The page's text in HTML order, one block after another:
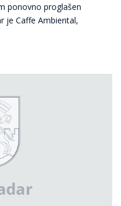
ponovno proglašen
je Caffe Ambiental,